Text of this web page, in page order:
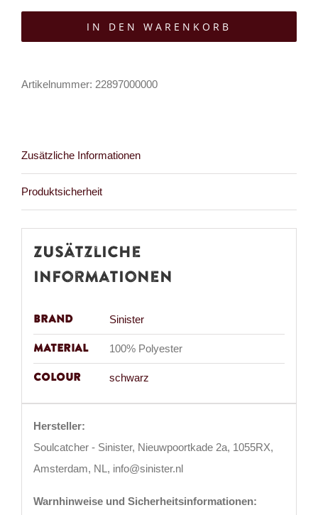
Choker
Ardan
IN DEN WARENKORB
Artikelnummer: 22897000000
Zusätzliche Informationen
Produktsicherheit
Zusätzliche
Informationen
Brand Sinister
Material 100% Polyester
Colour schwarz
Hersteller:
Soulcatcher - Sinister, Nieuwpoortkade 2a, 1055RX,
Amsterdam, NL, info@sinister.nl
Warnhinweise und Sicherheitsinformationen: